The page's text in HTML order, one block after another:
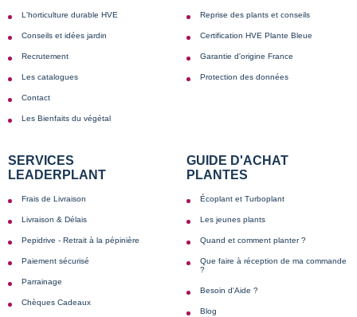
L'horticulture durable HVE
Conseils et idées jardin
Recrutement
Les catalogues
Contact
Les Bienfaits du végétal
Reprise des plants et conseils
Certification HVE Plante Bleue
Garantie d'origine France
Protection des données
SERVICES
LEADERPLANT
Frais de Livraison
Livraison & Délais
Pepidrive - Retrait à la pépinière
Paiement sécurisé
Parrainage
Chèques Cadeaux
GUIDE D'ACHAT
PLANTES
Écoplant et Turboplant
Les jeunes plants
Quand et comment planter ?
Que faire à réception de ma commande
?
Besoin d'Aide ?
Blog